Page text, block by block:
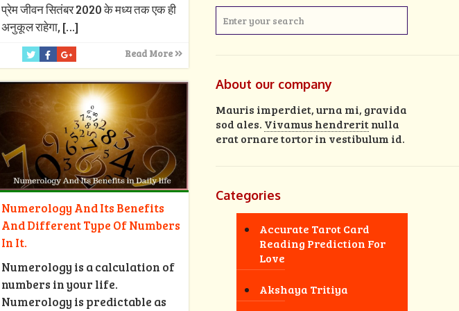
प्रेम जीवन सितंबर 2020 के मध्य तक एक ही
अनुकूल राहेगा,[…]
Read More
Numerology And Its Benefits
And Different Type Of Numbers
In It.
Numerology is a calculation of
numbers in your life.
Numerology is predictable as
About our company
Mauris imperdiet, urna mi, gravida
sod ales. Vivamus hendreritnulla
erat ornare tortor in vestibulum id.
Categories
Accurate Tarot Card
Reading Prediction For
Love
Akshaya Tritiya